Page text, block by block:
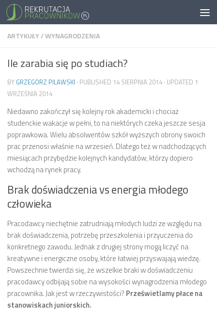
ARTYKUŁY/WYNAGRODZENIA
Ile zarabia się po studiach?
BY GRZEGORZ PILAWSKI · PUBLISHED 14 SIERPNIA 2014 · UPDATED 1
WRZEŚNIA 2014
Niedawno zakończył się kolejny rok akademicki i chociaż
studenckie wakacje w pełni, to na niektórych czeka jeszcze sesja
poprawkowa. Wielu absolwentów szkół wyższych obrony swoich
prac przenosi właśnie na wrzesień. Dlatego też w nadchodzących
miesiącach przybędzie kolejnych kandydatów, którzy dopiero
wchodzą na rynek pracy.
Brak doświadczenia vs energia młodego
człowieka
Pracodawcy niechętnie zatrudniają młodych ludzi ze względu na
brak doświadczenia, potrzebę przeszkolenia i przyuczenia do
konkretnego zawodu. Jednak z drugiej strony mogą liczyć na
kreatywne i energiczne osoby, które łatwiej przyswajają wiedzę.
Powszechnie twierdzi się, że wszelkie braki w doświadczeniu
pracodawcy odbijają sobie na wysokości wynagrodzenia młodego
pracownika. Jak jest w rzeczywistości? Prześwietlamy płace na
stanowiskach juniorskich.